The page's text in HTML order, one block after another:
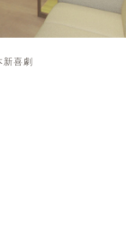
新喜劇